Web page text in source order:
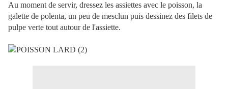
Au moment de servir, dressez les assiettes avec le poisson, la
galette de polenta, un peu de mesclun puis dessinez des filets de
pulpe verte tout autour de l'assiette.